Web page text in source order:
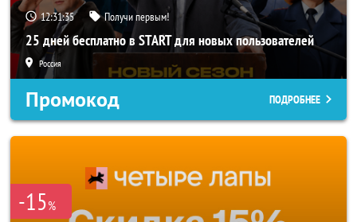
12:31:33 Получи первым!
25 дней бесплатно в START для новых пользователей
Россия
Промокод ПОДРОБНЕЕ
-15%